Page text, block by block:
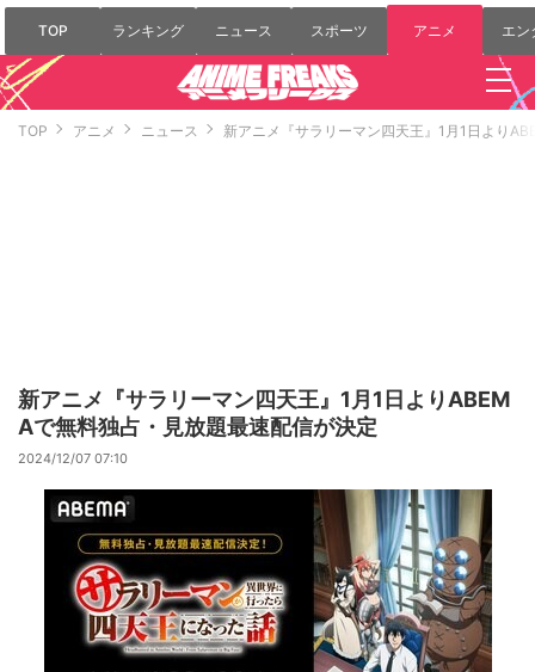
TOP ランキング ニュース スポーツ アニメ エン
TOP アニメ ニュース 新アニメ『サラリーマン四天王』1月1日より
新アニメ『サラリーマン四天王』1月1日よりABEM
Aで無料独占・見放題最速配信が決定
2024/12/07 07:10